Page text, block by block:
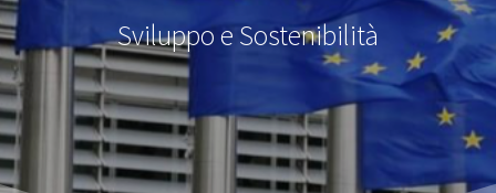
Sviluppo e Sostenibilità